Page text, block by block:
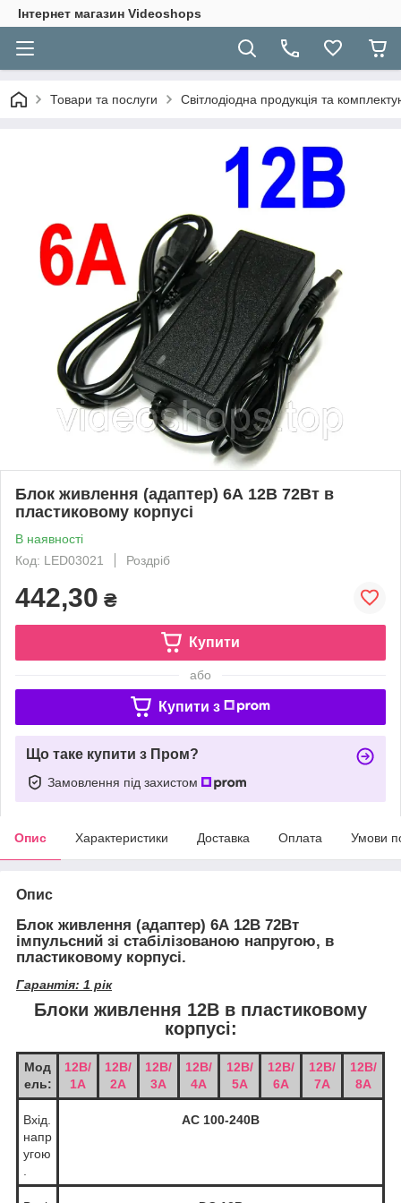
Інтернет магазин Videoshops
Товари та послуги Світлодіодна продукція та
Блок живлення (адаптер) 6А 12В 72Вт в
пластиковому корпусі
В наявності
Код: LED03021
Роздріб
442,30 ₴
Купити
або
Купити з
Що таке купити з Пром?
Замовлення під захистом
Опис Характеристики Доставка Оплата Умови
Опис
Блок живлення (адаптер) 6А 12В 72Вт
імпульсний зі стабілізованою напругою, в
пластиковому корпусі.
Гарантія: 1 рік
Блоки живлення 12В в пластиковому
корпусі:
Мод
ель:
12В/
1А
12В/
2А
12В/
3А
12В/
4А
12В/
5А
12В/
6А
12В/
7А
12В/
8А
Вхід.
напр
угою
.
АС 100-240В